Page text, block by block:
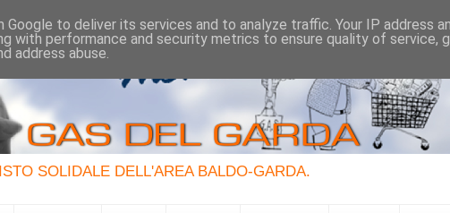
SOLIDALE DELL'AREA BALDO-GARDA.
to deliver its services and to analyze traffic. Your IP address
with performance and security metrics to ensure quality of service,
address abuse.